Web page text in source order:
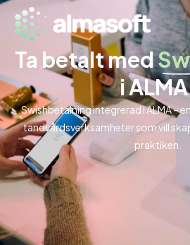
Ta betalt med
i
Swishbetalning integrerad i ALMA –
tandvårdsverksamheter som vill
praktiken.